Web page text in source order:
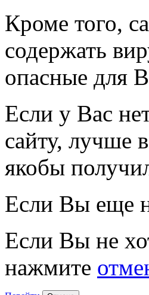
Кроме того,
содержать
опасные для
Если у Вас
сайту, лучше
якобы
Если Вы еще
Если Вы не
нажмите